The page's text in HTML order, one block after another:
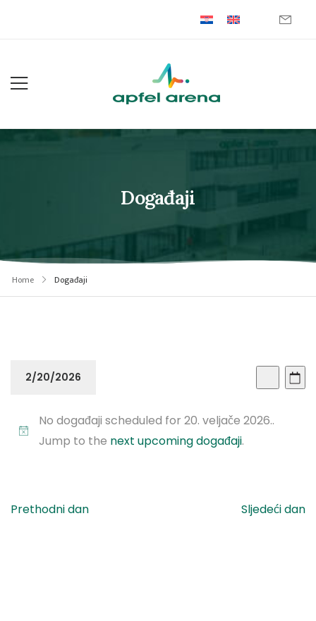
Događaji
Home Događaji
Traži
Dan
2/20/2026
datum.No događaji scheduled for 20. veljače 2026..
Jump to the next upcoming događaji.
Prethodni dan Sljedeći dan